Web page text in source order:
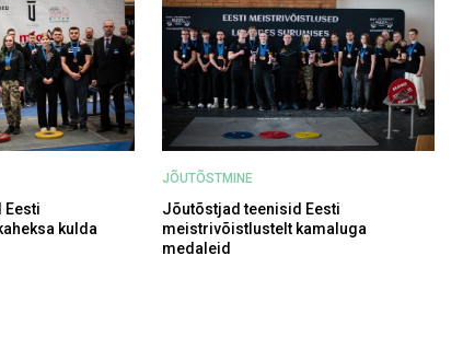
kulda
JÕUTÕSTMINE
Jõutõstjad teenisid Eesti
meistrivõistlustelt kamaluga
medaleid